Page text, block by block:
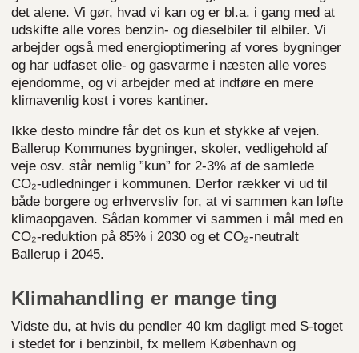
det alene. Vi gør, hvad vi kan og er bl.a. i gang med at
udskifte alle vores benzin- og dieselbiler til elbiler. Vi
arbejder også med energioptimering af vores bygninger
og har udfaset olie- og gasvarme i næsten alle vores
ejendomme, og vi arbejder med at indføre en mere
klimavenlig kost i vores kantiner.
Ikke desto mindre får det os kun et stykke af vejen.
Ballerup Kommunes bygninger, skoler, vedligehold af
veje osv. står nemlig ”kun” for 2-3% af de samlede
CO₂-udledninger i kommunen. Derfor rækker vi ud til
både borgere og erhvervsliv for, at vi sammen kan løfte
klimaopgaven. Sådan kommer vi sammen i mål med en
CO₂-reduktion på 85% i 2030 og et CO₂-neutralt
Ballerup i 2045.
Klimahandling er mange ting
Vidste du, at hvis du pendler 40 km dagligt med S-toget
i stedet for i benzinbil, fx mellem København og